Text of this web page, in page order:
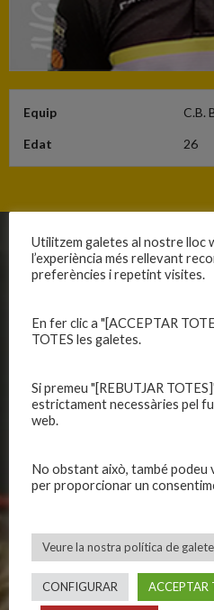
Equip C.B.
Edat 26
CLUB
Publicacions
Política de privadesa
Política de galetes
CALENDARIS
Primer Equip Femení
Equips federats
C.E. El Vilar
Utilitzem galetes al nostre lloc
l’experiència més rellevant
preferències i repetint visites.
En fer clic a "[ACCEPTAR
TOTES les galetes.
Si premeu "[REBUTJAR
estrictament necessàries pel
web.
No obstant això, també podeu
per proporcionar un
Veure la nostra política de
CONFIGURAR ACCEPTAR